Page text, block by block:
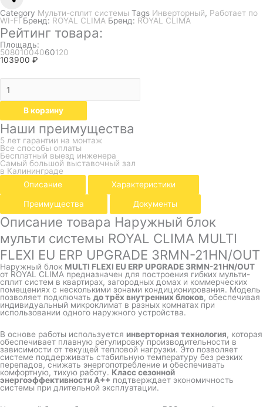
Category Мульти-сплит системы Tags Инверторный, Работает по
WI-FI Бренд: ROYAL CLIMA Бренд: ROYAL CLIMA
Рейтинг товара:
Площадь:
50801004060120
103900 ₽
В корзину
Наши преимущества
5 лет гарантии на монтаж
Все способы оплаты
Бесплатный выезд инженера
Самый большой выставочный зал
в Калининграде
Описание
Характеристики
Преимущества Документы
Описание товара Наружный блок
мульти системы ROYAL CLIMA MULTI
FLEXI EU ERP UPGRADE 3RMN-21HN/OUT
Наружный блок MULTI FLEXI EU ERP UPGRADE 3RMN-21HN/OUT
от ROYAL CLIMA предназначен для построения гибких мульти-
сплит систем в квартирах, загородных домах и коммерческих
помещениях с несколькими зонами кондиционирования. Модель
позволяет подключать до трёх внутренних блоков, обеспечивая
индивидуальный микроклимат в разных комнатах при
использовании одного наружного устройства.
В основе работы используется инверторная технология, которая
обеспечивает плавную регулировку производительности в
зависимости от текущей тепловой нагрузки. Это позволяет
системе поддерживать стабильную температуру без резких
перепадов, снижать энергопотребление и обеспечивать
комфортную, тихую работу. Класс сезонной
энергоэффективности A++ подтверждает экономичность
системы при длительной эксплуатации.